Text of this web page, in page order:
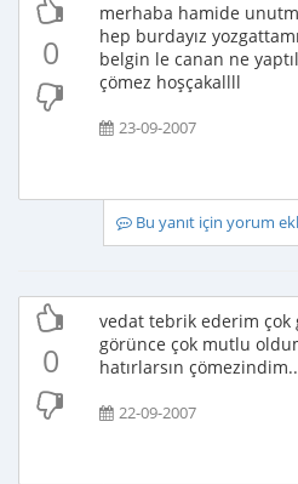
0
merhaba hamide
hep burdayız
belgin le canan ne
çömez hoşçakallll
23-09-2007
Bu yanıt için yorum
0
vedat tebrik ederim çok
görünce çok mutlu
hatırlarsın
22-09-2007